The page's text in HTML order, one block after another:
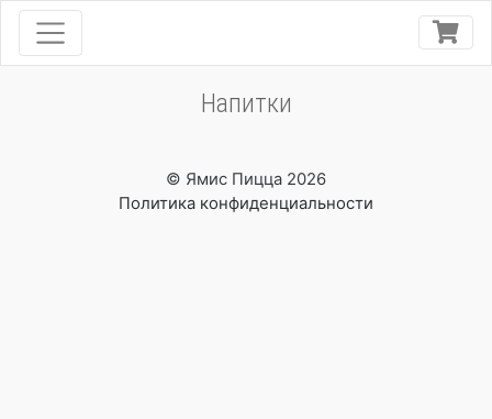
Напитки
© Ямис Пицца 2026
Политика конфиденциальности